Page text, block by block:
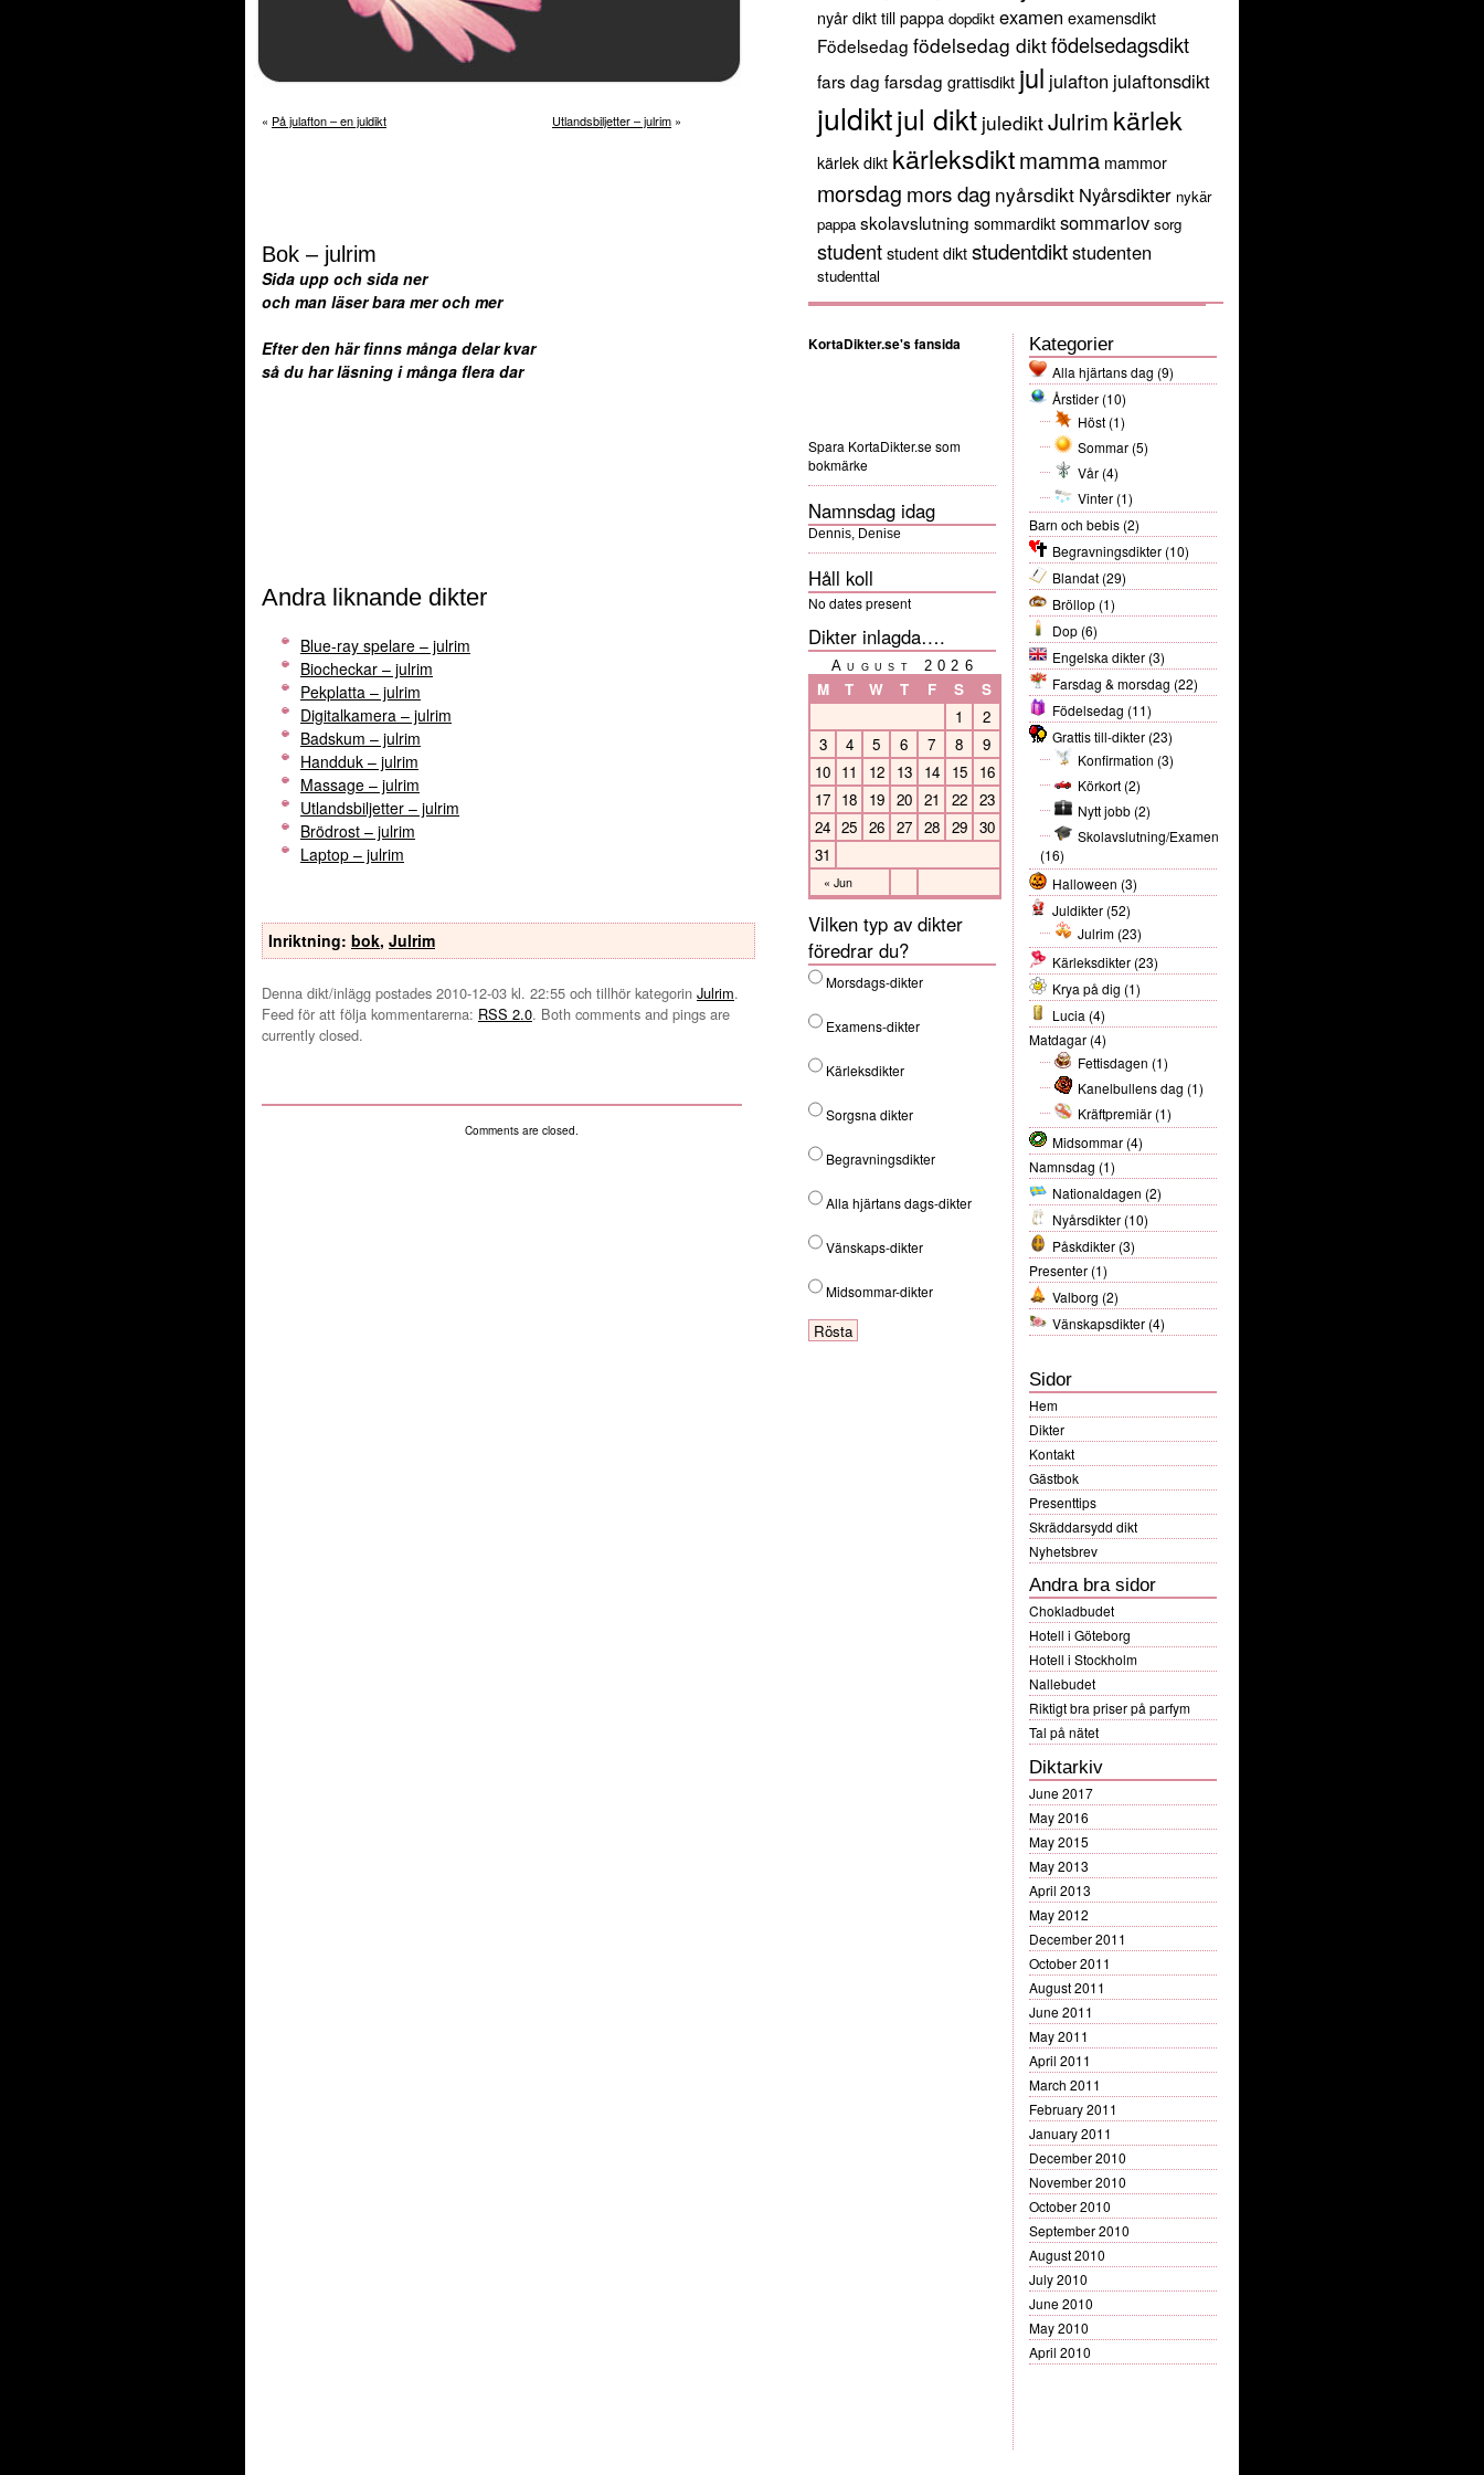
« På julafton – en juldikt Utlandsbiljetter – julrim »
Bok – julrim
Sida upp och sida ner
och man läser bara mer och mer
Efter den här finns många delar kvar
så du har läsning i många flera dar
Andra liknande dikter
Blue-ray spelare – julrim
Biocheckar – julrim
Pekplatta – julrim
Digitalkamera – julrim
Badskum – julrim
Handduk – julrim
Massage – julrim
Utlandsbiljetter – julrim
Brödrost – julrim
Laptop – julrim
Inriktning: bok, Julrim
Denna dikt/inlägg postades 2010-12-03 kl. 22:55 och tillhör kategorin Julrim.
Feed för att följa kommentarerna: RSS 2.0. Both comments and pings are
currently closed.
Comments are closed.
nyårdikt till pappa dopdikt examen examensdikt
Födelsedag födelsedag diktfödelsedagsdikt
fars dag farsdag grattisdikt jul julafton julaftonsdikt
juldiktjul dikt julediktJulrim kärlek
kärlek dikt kärleksdiktmamma mammor
morsdag mors dag nyårsdikt Nyårsdikter nykär
pappa skolavslutning sommardiktsommarlov sorg
studentstudent diktstudentdiktstudenten
studenttal
Kategorier
Alla hjärtans dag (9)
Årstider (10)
Höst (1)
Sommar (5)
Vår (4)
Vinter (1)
Barn och bebis (2)
Begravningsdikter (10)
Blandat (29)
Bröllop (1)
Dop (6)
Engelska dikter (3)
Farsdag & morsdag (22)
Födelsedag (11)
Grattis till-dikter (23)
Konfirmation (3)
Körkort (2)
Nytt jobb (2)
Skolavslutning/Examen
(16)
Halloween (3)
Juldikter (52)
Julrim (23)
Kärleksdikter (23)
Krya på dig (1)
Lucia (4)
Matdagar (4)
Fettisdagen (1)
Kanelbullens dag (1)
Kräftpremiär (1)
Midsommar (4)
Namnsdag (1)
Nationaldagen (2)
Nyårsdikter (10)
Påskdikter (3)
Presenter (1)
Valborg (2)
Vänskapsdikter (4)
Sidor
Hem
Dikter
Kontakt
Gästbok
Presenttips
Skräddarsydd dikt
Nyhetsbrev
Andra bra sidor
Chokladbudet
Hotell i Göteborg
Hotell i Stockholm
Nallebudet
Riktigt bra priser på parfym
Tal på nätet
Diktarkiv
June 2017
May 2016
May 2015
May 2013
April 2013
May 2012
December 2011
October 2011
August 2011
June 2011
May 2011
April 2011
March 2011
February 2011
January 2011
December 2010
November 2010
October 2010
September 2010
August 2010
July 2010
June 2010
May 2010
April 2010
KortaDikter.se's fansida
Spara KortaDikter.se som
bokmärke
Namnsdag idag
Dennis, Denise
Håll koll
No dates present
Dikter inlagda….
August 2026
M T W T F S S
« Jun
1
2
3
4 5 6 7 8
9
10 11 12 13 14 15
16
17 18 19 20 21 22
23
24 25 26 27 28 29
30
31
Vilken typ av dikter
föredrar du?
Morsdags-dikter
Examens-dikter
Kärleksdikter
Sorgsna dikter
Begravningsdikter
Alla hjärtans dags-dikter
Vänskaps-dikter
Midsommar-dikter